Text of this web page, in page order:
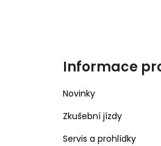
Informace
Novinky
Zkušební jízdy
Servis a prohlídky